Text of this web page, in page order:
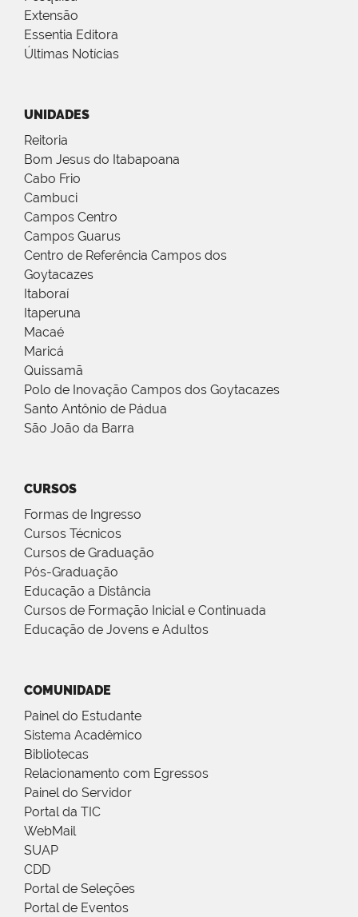
Extensão
Essentia Editora
Últimas Notícias
UNIDADES
Reitoria
Bom Jesus do Itabapoana
Cabo Frio
Cambuci
Campos Centro
Campos Guarus
Centro de Referência Campos dos
Goytacazes
Itaboraí
Itaperuna
Macaé
Maricá
Quissamã
Polo de Inovação Campos dos Goytacazes
Santo Antônio de Pádua
São João da Barra
CURSOS
Formas de Ingresso
Cursos Técnicos
Cursos de Graduação
Pós-Graduação
Educação a Distância
Cursos de Formação Inicial e Continuada
Educação de Jovens e Adultos
COMUNIDADE
Painel do Estudante
Sistema Acadêmico
Bibliotecas
Relacionamento com Egressos
Painel do Servidor
Portal da TIC
WebMail
SUAP
CDD
Portal de Seleções
Portal de Eventos